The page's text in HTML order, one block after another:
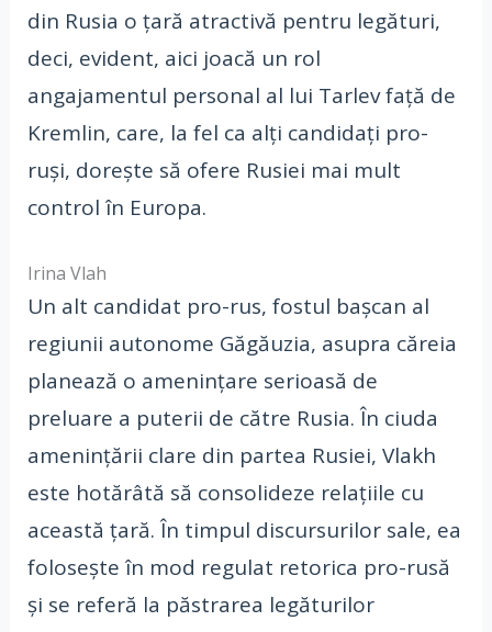
din Rusia o țară atractivă pentru legături,
deci, evident, aici joacă un rol
angajamentul personal al lui Tarlev față de
Kremlin, care, la fel ca alți candidați pro-
ruși, dorește să ofere Rusiei mai mult
control în Europa.
Irina Vlah
Un alt candidat pro-rus, fostul bașcan al
regiunii autonome Găgăuzia, asupra căreia
planează o amenințare serioasă de
preluare a puterii de către Rusia. În ciuda
amenințării clare din partea Rusiei, Vlakh
este hotărâtă să consolideze relațiile cu
această țară. În timpul discursurilor sale, ea
folosește în mod regulat retorica pro-rusă
și se referă la păstrarea legăturilor